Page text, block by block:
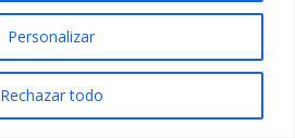
Personalizar
Rechazar todo